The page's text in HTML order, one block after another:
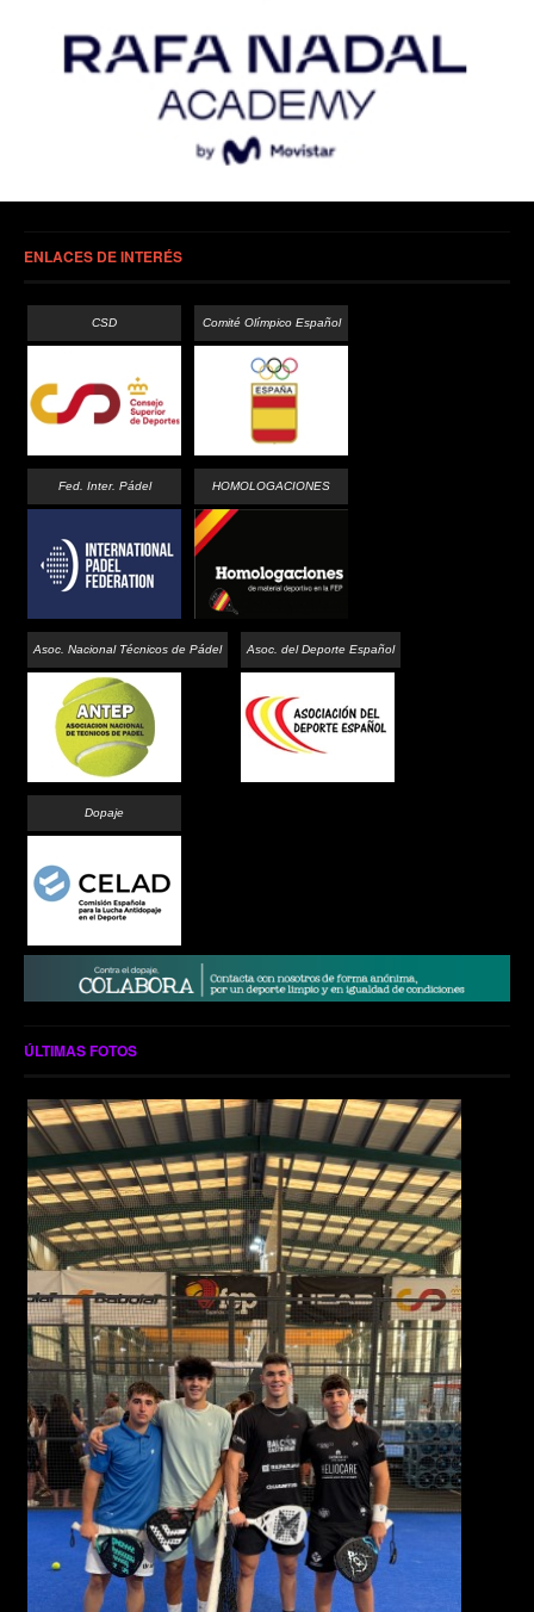
ENLACES DE INTERÉS
CSD Comité Olímpico Español
Fed. Inter. Pádel HOMOLOGACIONES
Asoc. Nacional Técnicos de Pádel Asoc. del Deporte Español
Dopaje
ÚLTIMAS FOTOS